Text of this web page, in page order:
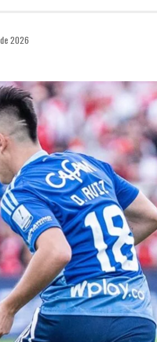
2026